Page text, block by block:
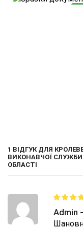
1 ВІДГУК ДЛЯ
ВИКОНАВЧОЇ
ОБЛАСТІ
Admin